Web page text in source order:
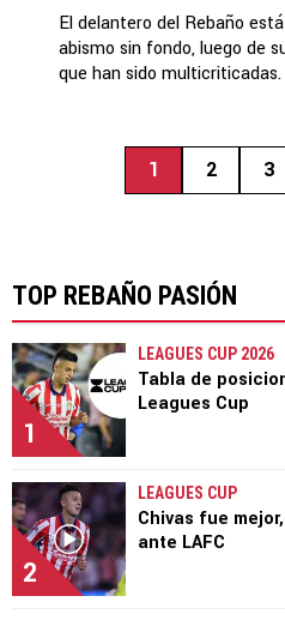
El delantero del Rebaño
abismo sin fondo, luego de
que han sido multicriticadas.
1 2 3
TOP REBAÑO PASIÓN
1
LEAGUES CUP 2026
Tabla de
Leagues Cup
2
LEAGUES CUP
Chivas fue
ante LAFC